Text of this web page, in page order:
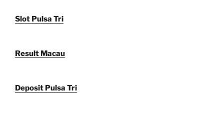
Slot Pulsa Tri
Result Macau
Deposit Pulsa Tri